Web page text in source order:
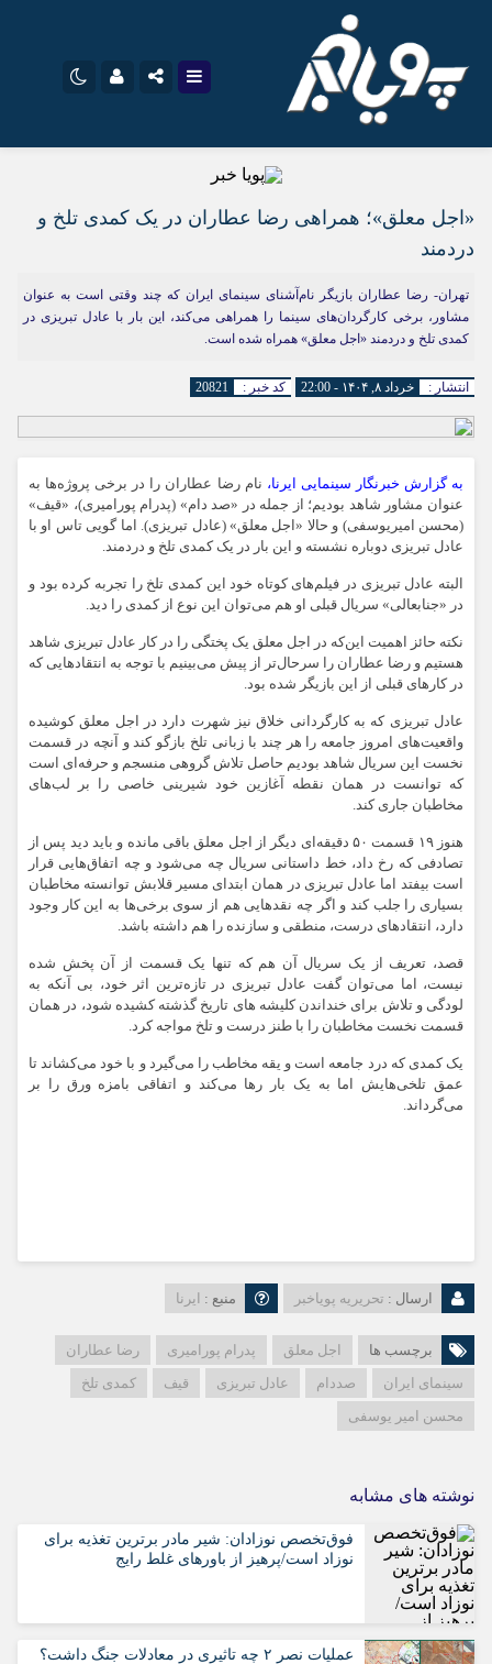
سروش ایتا
آپارات رمز عبور
مرا به خاطر بسپار
«اجل معلق»؛ همراهی رضا عطاران در یک کمدی تلخ و
دردمند
تهران- رضا عطاران بازیگر نام‌آشنای سینمای ایران که چند وقتی است به عنوان
مشاور، برخی کارگردان‌های سینما را همراهی می‌کند، این بار با عادل تبریزی در
کمدی تلخ و دردمند «اجل معلق» همراه شده است.
انتشار : خرداد ۸, ۱۴۰۴ - 22:00 کد خبر : 20821
به گزارش خبرنگار سینمایی ایرنا، نام رضا عطاران را در برخی پروژه‌ها به
عنوان مشاور شاهد بودیم؛ از جمله در «صد دام» (پدرام پورامیری)، «قیف»
(محسن امیریوسفی) و حالا «اجل معلق» (عادل تبریزی). اما گویی تاس او با
عادل تبریزی دوباره نشسته و این بار در یک کمدی تلخ و دردمند.
البته عادل تبریزی در فیلم‌های کوتاه خود این کمدی تلخ را تجربه کرده بود و
در «جنابعالی» سریال قبلی او هم می‌توان این نوع از کمدی را دید.
نکته حائز اهمیت این‌که در اجل معلق یک پختگی را در کار عادل تبریزی شاهد
هستیم و رضا عطاران را سرحال‌تر از پیش می‌بینیم با توجه به انتقادهایی که
در کارهای قبلی از این بازیگر شده بود.
عادل تبریزی که به کارگردانی خلاق نیز شهرت دارد در اجل معلق کوشیده
واقعیت‌های امروز جامعه را هر چند با زبانی تلخ بازگو کند و آنچه در قسمت
نخست این سریال شاهد بودیم حاصل تلاش گروهی منسجم و حرفه‌ای است
که توانست در همان نقطه آغازین خود شیرینی خاصی را بر لب‌های
مخاطبان جاری کند.
هنوز ۱۹ قسمت ۵۰ دقیقه‌ای دیگر از اجل معلق باقی مانده و باید دید پس از
تصادفی که رخ داد، خط داستانی سریال چه می‌شود و چه اتفاق‌هایی قرار
است بیفتد اما عادل تبریزی در همان ابتدای مسیر قلابش توانسته مخاطبان
بسیاری را جلب کند و اگر چه نقدهایی هم از سوی برخی‌ها به این کار وجود
دارد، انتقادهای درست، منطقی و سازنده را هم داشته باشد.
قصد، تعریف از یک سریال آن هم که تنها یک قسمت از آن پخش شده
نیست، اما می‌توان گفت عادل تبریزی در تازه‌ترین اثر خود، بی آنکه به
لودگی و تلاش برای خنداندن کلیشه های تاریخ گذشته کشیده شود، در همان
قسمت نخست مخاطبان را با طنز درست و تلخ مواجه کرد.
یک کمدی که درد جامعه است و یقه مخاطب را می‌گیرد و با خود می‌کشاند تا
عمق تلخی‌هایش اما به یک بار رها می‌کند و اتفاقی بامزه ورق را بر
می‌گرداند.
ارسال : تحریریه پویاخبر منبع : ایرنا
برچسب ها اجل معلق پدرام پورامیری
رضا عطاران
سینمای ایران
صددام عادل تبریزی قیف
کمدی تلخ
محسن امیر یوسفی
نوشته های مشابه
فوق‌تخصص نوزادان: شیر مادر برترین تغذیه برای
نوزاد است/پرهیز از باورهای غلط رایج
عملیات نصر ۲ چه تاثیری در معادلات جنگ داشت؟